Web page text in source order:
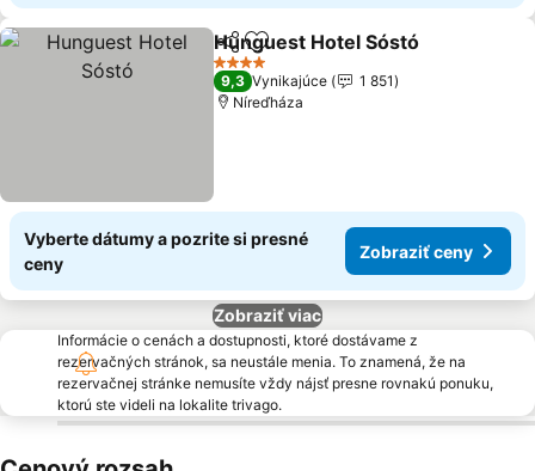
ZdieľaťPridať do obľúbených
Hunguest Hotel Sóstó
4 Počet hviezdičiek
9,3 Vynikajúce
1 851
Níreďháza
Vyberte dátumy a pozrite si presné
ceny
Zobraziť ceny
Zobraziť viac
Informácie o cenách a dostupnosti, ktoré dostávame z
rezervačných stránok, sa neustále menia. To znamená, že na
rezervačnej stránke nemusíte vždy nájsť presne rovnakú ponuku,
ktorú ste videli na lokalite trivago.